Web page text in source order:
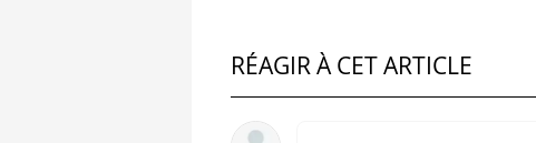
RÉAGIR À CET ARTICLE